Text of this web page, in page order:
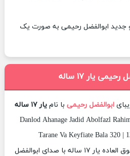
جدید ابوالفضل رحیمی به صورت یک
یار ۱۷ ساله
ابوالفضل رحیمی با نام یار ۱۷ ساله
Danlod Ahanage Jadid Abolfazl
Tarane Va Keyfiate Bala 320 |
امروز برای شما عزیزان ترانه فوق العاده یار ۱۷ ساله با صدای ابوالفضل